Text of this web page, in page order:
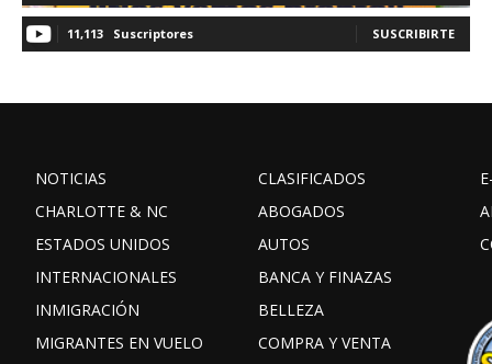
11,113 Suscriptores SUSCRIBIRTE
NOTICIAS
CHARLOTTE & NC
ESTADOS UNIDOS
INTERNACIONALES
INMIGRACIÓN
MIGRANTES EN VUELO
CLASIFICADOS
ABOGADOS
AUTOS
BANCA Y FINAZAS
BELLEZA
COMPRA Y VENTA